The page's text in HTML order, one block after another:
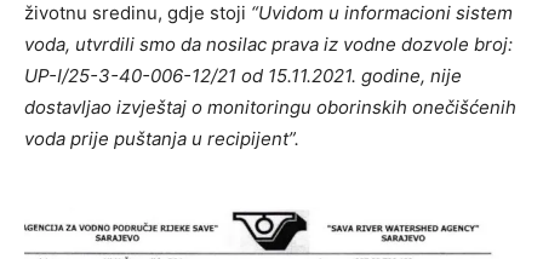
životnu sredinu, gdje stoji “Uvidom u informacioni sistem
voda, utvrdili smo da nosilac prava iz vodne dozvole broj:
UP-I/25-3-40-006-12/21 od 15.11.2021. godine, nije
dostavljao izvještaj o monitoringu oborinskih onečišćenih
voda prije puštanja u recipijent”.